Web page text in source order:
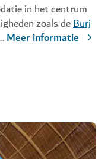
in het centrum
zoals deBurj
Meer informatie